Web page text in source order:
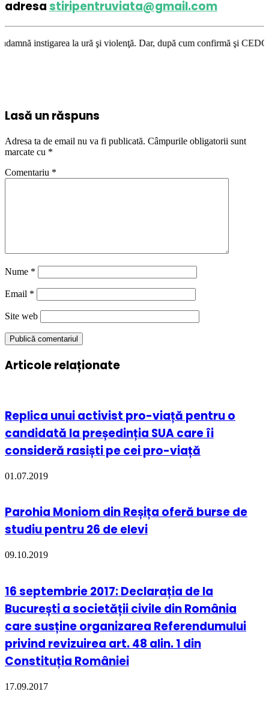
adresastiripentruviata@gmail.com
la ură şi violenţă. Dar, după cum confirmă şi CEDO în cazul
Lasă un răspuns
Adresa ta de email nu va fi publicată. Câmpurile obligatorii sunt
marcate cu *
Comentariu *
Nume *
Email *
Site web
Articole relaționate
Replica unui activist pro-viață pentru o
candidată la președinția SUA care îi
consideră rasiști pe cei pro-viață
01.07.2019
Parohia Moniom din Reșița oferă burse de
studiu pentru 26 de elevi
09.10.2019
16 septembrie 2017: Declarația de la
București a societății civile din România
care susține organizarea Referendumului
privind revizuirea art. 48 alin. 1 din
Constituția României
17.09.2017